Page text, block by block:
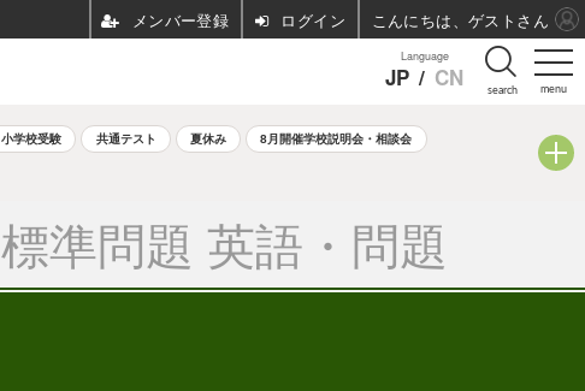
menu
Language
JP / CN search
小学校受験 共通テスト 夏休み 8月開催学校説明会・相談会
標準問題 英語・問題
ログイン こんにちは、ゲストさん